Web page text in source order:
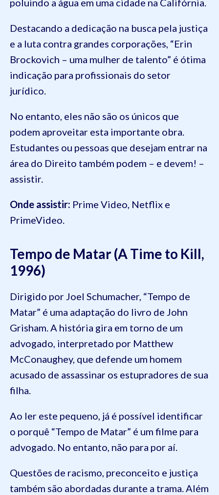
poluindo a água em uma cidade na Califórnia.
Destacando a dedicação na busca pela justiça
e a luta contra grandes corporações, “Erin
Brockovich – uma mulher de talento” é ótima
indicação para profissionais do setor
jurídico.
No entanto, eles não são os únicos que
podem aproveitar esta importante obra.
Estudantes ou pessoas que desejam entrar na
área do Direito também podem – e devem! –
assistir.
Onde assistir: Prime Video, Netflix e
PrimeVideo.
Tempo de Matar (A Time to Kill,
1996)
Dirigido por Joel Schumacher, “Tempo de
Matar” é uma adaptação do livro de John
Grisham. A história gira em torno de um
advogado, interpretado por Matthew
McConaughey, que defende um homem
acusado de assassinar os estupradores de sua
filha.
Ao ler este pequeno, já é possível identificar
o porquê “Tempo de Matar” é um filme para
advogado. No entanto, não para por aí.
Questões de racismo, preconceito e justiça
também são abordadas durante a trama. Além